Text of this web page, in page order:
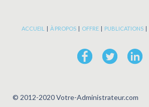
ACCUEIL | À PROPOS | OFFRE | PUBLICATIONS |
© 2012-2020 Votre-Administrateur.com